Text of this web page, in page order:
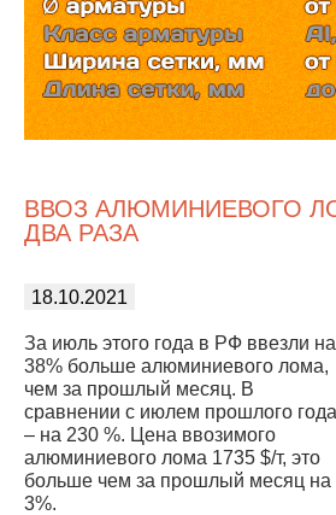
ВВОЗ АЛЮМИНИЕВОГО
ДВА РАЗА
18.10.2021
За июль этого года в РФ ввезли на
38% больше алюминиевого лома,
чем за прошлый месяц. В
сравнении с июлем прошлого
– на 230 %. Цена ввозимого
алюминиевого лома 1735 $/т, это
больше чем за прошлый месяц на
3%.